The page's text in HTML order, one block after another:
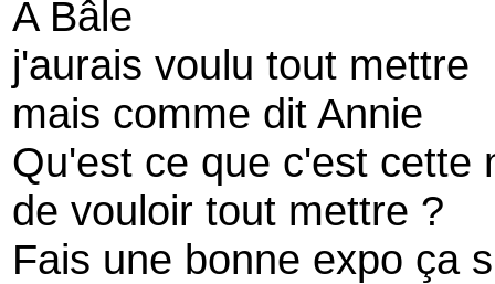
A Bâle
j'aurais voulu tout mettre
mais comme dit Annie
Qu'est ce que c'est cette
de vouloir tout mettre ?
Fais une bonne expo ça